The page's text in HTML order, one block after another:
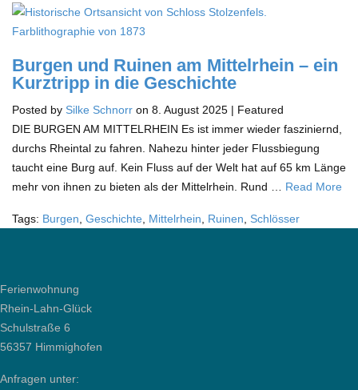
Burgen und Ruinen am Mittelrhein – ein
Kurztripp in die Geschichte
Posted by Silke Schnorr on 8. August 2025 | Featured
DIE BURGEN AM MITTELRHEIN Es ist immer wieder fasziniernd,
durchs Rheintal zu fahren. Nahezu hinter jeder Flussbiegung
taucht eine Burg auf. Kein Fluss auf der Welt hat auf 65 km Länge
mehr von ihnen zu bieten als der Mittelrhein. Rund … Read More
Tags: Burgen Geschichte Mittelrhein Ruinen Schlösser
Ferienwohnung
Rhein-Lahn-Glück
Schulstraße 6
56357 Himmighofen
Anfragen unter: